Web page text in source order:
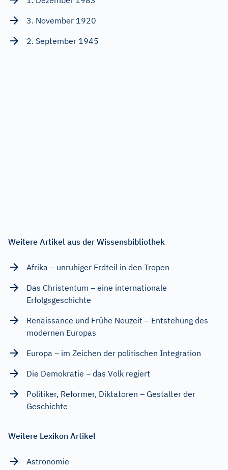
3. November 1920
2. September 1945
Weitere Artikel aus der Wissensbibliothek
Afrika – unruhiger Erdteil in den Tropen
Das Christentum – eine internationale
Erfolgsgeschichte
Renaissance und Frühe Neuzeit – Entstehung des
modernen Europas
Europa – im Zeichen der politischen Integration
Die Demokratie – das Volk regiert
Politiker, Reformer, Diktatoren – Gestalter der
Geschichte
Weitere Lexikon Artikel
Astronomie